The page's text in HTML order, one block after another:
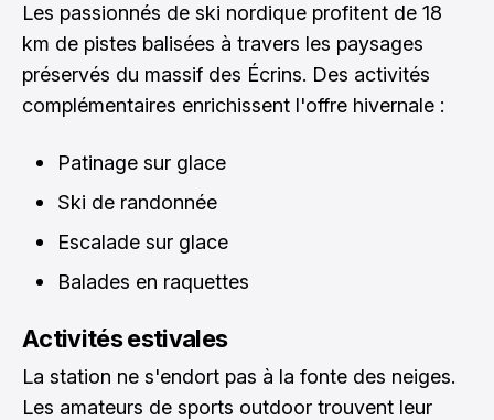
Les passionnés de ski nordique profitent de 18
km de pistes balisées à travers les paysages
préservés du massif des Écrins. Des activités
complémentaires enrichissent l'offre hivernale :
Patinage sur glace
Ski de randonnée
Escalade sur glace
Balades en raquettes
Activités estivales
La station ne s'endort pas à la fonte des neiges.
Les amateurs de sports outdoor trouvent leur